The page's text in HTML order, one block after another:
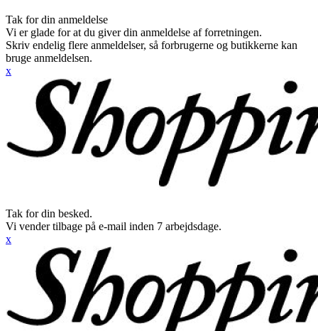
Tak for din anmeldelse
Vi er glade for at du giver din anmeldelse af forretningen.
Skriv endelig flere anmeldelser, så forbrugerne og butikkerne kan
bruge anmeldelsen.
x
Tak for din besked.
Vi vender tilbage på e-mail inden 7 arbejdsdage.
x